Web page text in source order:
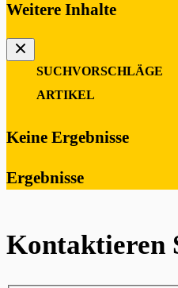
Weitere Inhalte
SUCHVORSCHLÄGE
ARTIKEL
Keine Ergebnisse
Ergebnisse
Kontaktieren